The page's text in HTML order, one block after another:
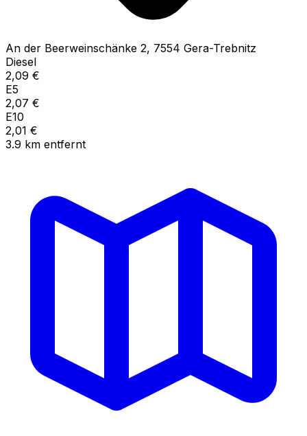
An der Beerweinschänke 2, 7554 Gera-Trebnitz
Diesel
2,09 €
E5
2,07 €
E10
2,01 €
3.9 km entfernt